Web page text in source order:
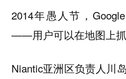
2014年愚人节，
——用户可以在地图上抓
Niantic亚洲区负责人川